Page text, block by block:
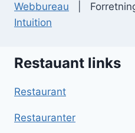
Webbureau |
Intuition
Restauant links
Restaurant
Restauranter